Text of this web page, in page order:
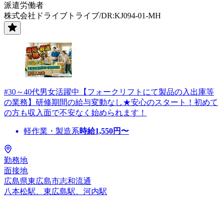
派遣労働者
株式会社ドライブトライブ/DR:KJ094-01-MH
#30～40代男女活躍中【フォークリフトにて製品の入出庫等
の業務】研修期間の給与変動なし★安心のスタート！初めて
の方も収入面で不安なく始められます！
軽作業・製造系時給1,550円〜
勤務地
面接地
広島県東広島市志和流通
八本松駅、東広島駅、河内駅